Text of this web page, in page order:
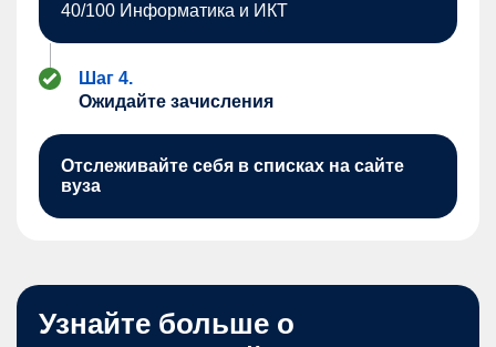
40/100 Информатика и ИКТ
Шаг 4.
Ожидайте зачисления
Отслеживайте себя в списках на сайте
вуза
Узнайте больше о